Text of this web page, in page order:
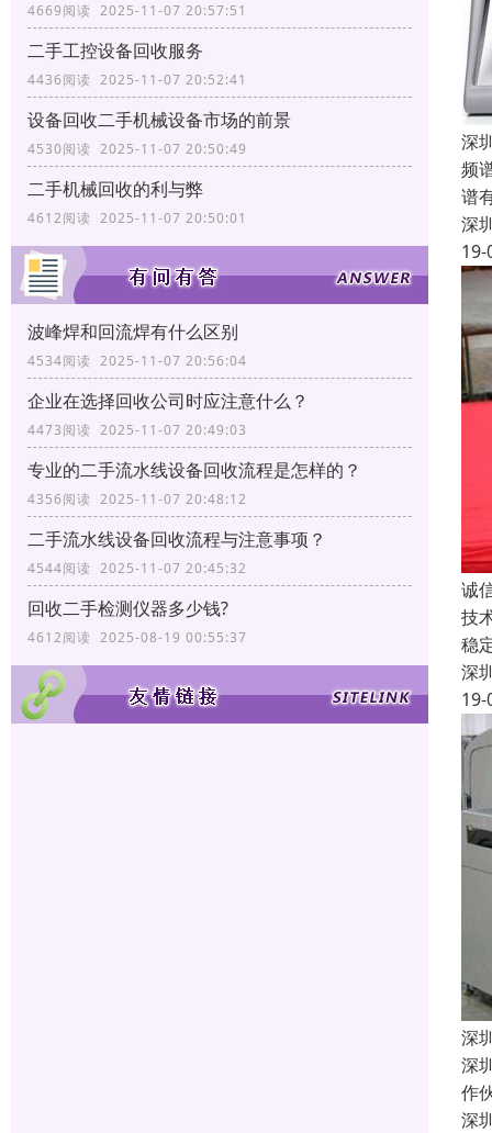
4669阅读 2025-11-07 20:57:51
二手工控设备回收服务
4436阅读 2025-11-07 20:52:41
设备回收二手机械设备市场的前景
4530阅读 2025-11-07 20:50:49
二手机械回收的利与弊
4612阅读 2025-11-07 20:50:01
波峰焊和回流焊有什么区别
4534阅读 2025-11-07 20:56:04
企业在选择回收公司时应注意什么？
4473阅读 2025-11-07 20:49:03
专业的二手流水线设备回收流程是怎样的？
4356阅读 2025-11-07 20:48:12
二手流水线设备回收流程与注意事项？
4544阅读 2025-11-07 20:45:32
回收二手检测仪器多少钱?
4612阅读 2025-08-19 00:55:37
深
频
谱
深
19-
诚
技
稳
深
19-
深
深
作
深